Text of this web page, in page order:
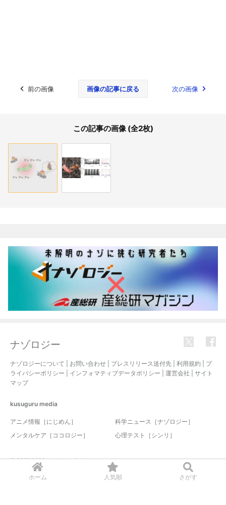
ホーム 人気順 さがす
前の画像 画像の記事に戻る 次の画像
この記事の画像 (全2枚)
ナゾロジー
ナゾロジーについて お問い合わせ プレスリリース送付先 利用規約
プ
ライバシーポリシー
インフォマティブデータポリシー 運営会社
サイト
マップ
kusuguru media
アニメ情報［にじめん］
科学ニュース［ナゾロジー］
メンタルケア［ココロジー］
心理テスト［シンリ］
© 2017-2026 nazology. all rights reserved.